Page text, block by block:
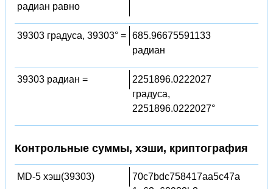
радиан равно
39303 градуса, 39303° = 685.96675591133
радиан
39303 радиан =
2251896.0222027
градуса,
2251896.0222027°
Контрольные суммы, хэши, криптография
MD-5 хэш(39303)
70c7bdc758417aa5c47a